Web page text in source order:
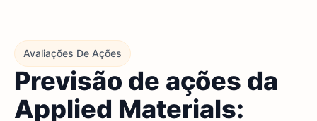
Avaliações De Ações
Previsão de ações da
Applied Materials: